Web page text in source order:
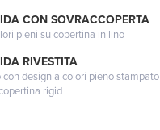
CON SOVRACCOPERTA
pieni su copertina in lino
RIVESTITA
design a colori pieno stampato
rigid